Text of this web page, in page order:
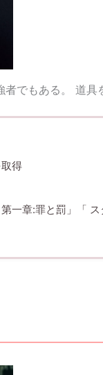
でもある。 道
得
一章:罪と罰」「